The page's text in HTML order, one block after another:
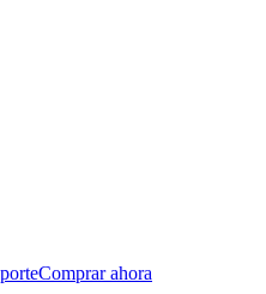
Comprar ahora